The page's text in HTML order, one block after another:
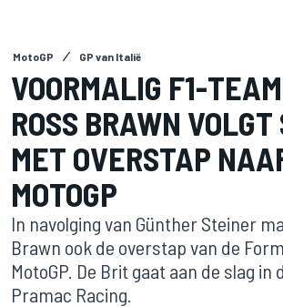
MotoGP GP van Italië
VOORMALIG F1-
ROSS BRAWN
MET OVERSTAP
MOTOGP
In navolging van Günther Steiner
Brawn ook de overstap van de
MotoGP. De Brit gaat aan de slag in
Pramac Racing.